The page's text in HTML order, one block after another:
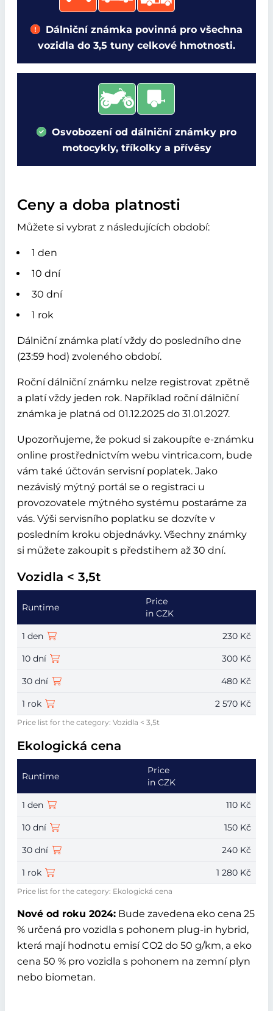
Dálniční známka povinná pro všechna
vozidla do 3,5 tuny celkové hmotnosti.
Osvobození od dálniční známky pro
motocykly, tříkolky a přívěsy
Ceny a doba platnosti
Můžete si vybrat z následujících období:
1 den
10 dní
30 dní
1 rok
Dálniční známka platí vždy do posledního dne
(23:59 hod) zvoleného období.
Roční dálniční známku nelze registrovat zpětně
a platí vždy jeden rok. Například roční dálniční
známka je platná od 01.12.2025 do 31.01.2027.
Upozorňujeme, že pokud si zakoupíte e-známku
online prostřednictvím webu vintrica.com, bude
vám také účtován servisní poplatek. Jako
nezávislý mýtný portál se o registraci u
provozovatele mýtného systému postaráme za
vás. Výši servisního poplatku se dozvíte v
posledním kroku objednávky. Všechny známky
si můžete zakoupit s předstihem až 30 dní.
Vozidla < 3,5t
Price list for the category: Vozidla < 3,5t
Runtime
Price
in CZK
1 den 230 Kč
10 dní 300 Kč
30 dní 480 Kč
1 rok 2 570 Kč
Ekologická cena
Price list for the category: Ekologická cena
Runtime
Price
in CZK
1 den 110 Kč
10 dní 150 Kč
30 dní 240 Kč
1 rok 1 280 Kč
Nové od roku 2024: Bude zavedena eko cena 25
% určená pro vozidla s pohonem plug‑in hybrid,
která mají hodnotu emisí CO2 do 50 g/km, a eko
cena 50 % pro vozidla s pohonem na zemní plyn
nebo biometan.